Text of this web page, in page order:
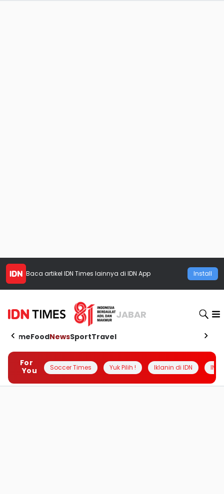
Baca artikel IDN Times lainnya di IDN App Install
JABAR
HomeFoodNewsSportTravel
For
You
Soccer Times Yuk Pilih ! Iklanin di IDN